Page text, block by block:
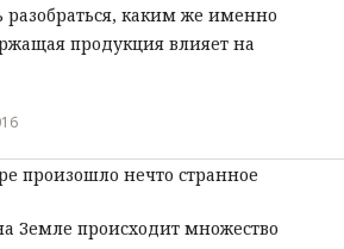
разобраться, каким же именно
продукция влияет на
произошло нечто странное
Земле происходит множество